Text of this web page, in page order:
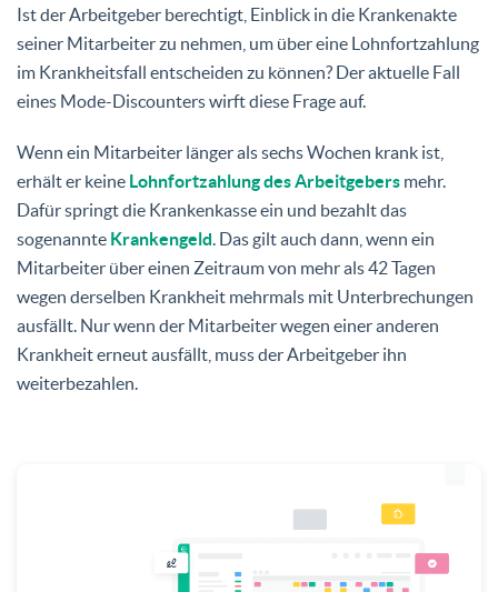
Ist der Arbeitgeber berechtigt, Einblick in die Krankenakte
seiner Mitarbeiter zu nehmen, um über eine Lohnfortzahlung
im Krankheitsfall entscheiden zu können? Der aktuelle Fall
eines Mode-Discounters wirft diese Frage auf.
Wenn ein Mitarbeiter länger als sechs Wochen krank ist,
erhält er keine Lohnfortzahlung des Arbeitgebers mehr.
Dafür springt die Krankenkasse ein und bezahlt das
sogenannte Krankengeld. Das gilt auch dann, wenn ein
Mitarbeiter über einen Zeitraum von mehr als 42 Tagen
wegen derselben Krankheit mehrmals mit Unterbrechungen
ausfällt. Nur wenn der Mitarbeiter wegen einer anderen
Krankheit erneut ausfällt, muss der Arbeitgeber ihn
weiterbezahlen.